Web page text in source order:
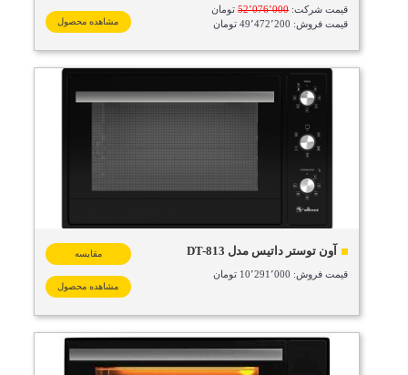
قیمت شرکت:52٬076٬000تومان
قیمت فروش: 49٬472٬200 تومان
مشاهده محصول
آون توستر داتیس مدل DT-813
قیمت فروش: 10٬291٬000 تومان
مقایسه
مشاهده محصول